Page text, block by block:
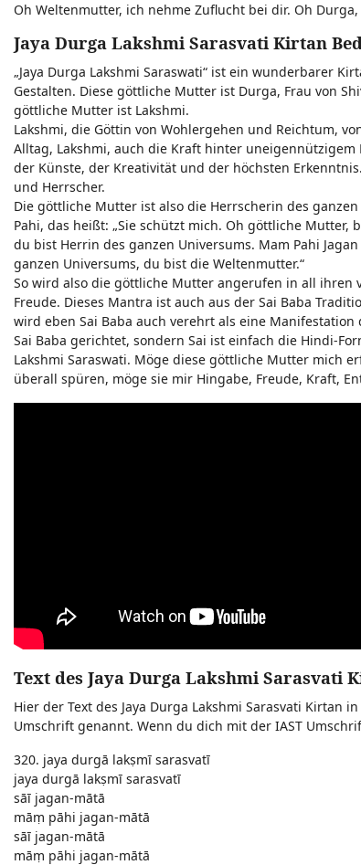
Oh Weltenmutter, ich nehme Zuflucht bei dir. Oh
Jaya Durga Lakshmi Sarasvati Kirtan
„Jaya Durga Lakshmi Saraswati“ ist ein wunderbarer
Gestalten. Diese göttliche Mutter ist Durga, Frau von
göttliche Mutter ist Lakshmi.
Lakshmi, die Göttin von Wohlergehen und Reichtum,
Alltag, Lakshmi, auch die Kraft hinter
der Künste, der Kreativität und der höchsten
und Herrscher.
Die göttliche Mutter ist also die Herrscherin des
Pahi, das heißt: „Sie schützt mich. Oh göttliche Mutter,
du bist Herrin des ganzen Universums. Mam Pahi
ganzen Universums, du bist die Weltenmutter.“
So wird also die göttliche Mutter angerufen in all ihren
Freude. Dieses Mantra ist auch aus der Sai Baba
wird eben Sai Baba auch verehrt als eine
Sai Baba gerichtet, sondern Sai ist einfach die Hindi-
Lakshmi Saraswati. Möge diese göttliche Mutter mich
überall spüren, möge sie mir Hingabe, Freude, Kraft,
Text des Jaya Durga Lakshmi Sarasvati
Hier der Text des Jaya Durga Lakshmi Sarasvati Kirtan
Umschrift genannt. Wenn du dich mit der IAST
320. jaya durgā lakṣmī sarasvatī
jaya durgā lakṣmī sarasvatī
sāī jagan-mātā
māṃ pāhi jagan-mātā
sāī jagan-mātā
māṃ pāhi jagan-mātā